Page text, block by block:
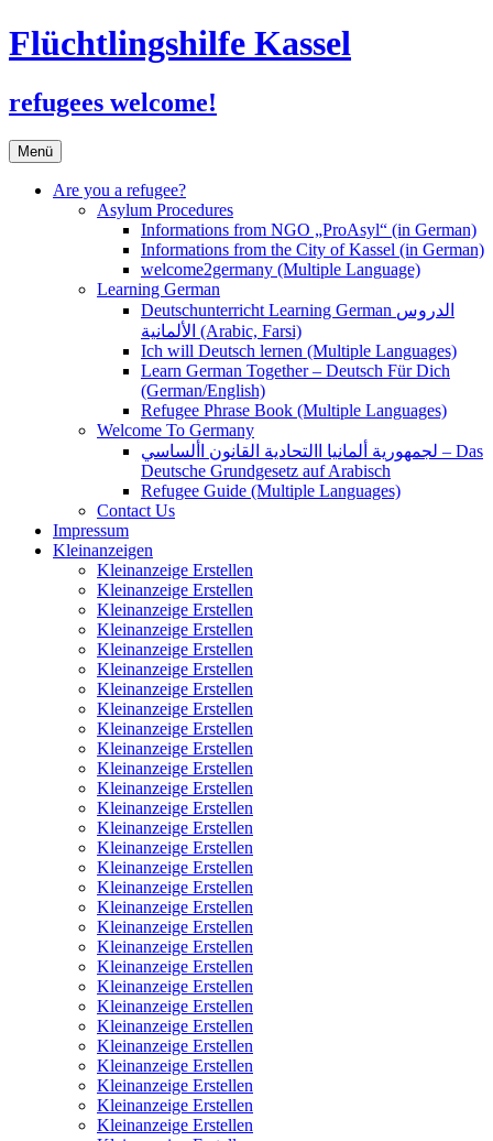
Flüchtlingshilfe Kassel
refugees welcome!
Menü Zum
Inhalt
springen
Are you a refugee?
Asylum Procedures
Informations from NGO „ProAsyl“ (in German)
Informations from the City of Kassel (in German)
welcome2germany (Multiple Language)
Learning German
Deutschunterricht Learning German الدروس
الألمانية (Arabic, Farsi)
Ich will Deutsch lernen (Multiple Languages)
Learn German Together – Deutsch Für Dich
(German/English)
Refugee Phrase Book (Multiple Languages)
Welcome To Germany
لجمهورية ألمانيا االتحادية القانون األساسي – Das
Deutsche Grundgesetz auf Arabisch
Refugee Guide (Multiple Languages)
Contact Us
Impressum
Kleinanzeigen
Kleinanzeige Erstellen
Kleinanzeige Erstellen
Kleinanzeige Erstellen
Kleinanzeige Erstellen
Kleinanzeige Erstellen
Kleinanzeige Erstellen
Kleinanzeige Erstellen
Kleinanzeige Erstellen
Kleinanzeige Erstellen
Kleinanzeige Erstellen
Kleinanzeige Erstellen
Kleinanzeige Erstellen
Kleinanzeige Erstellen
Kleinanzeige Erstellen
Kleinanzeige Erstellen
Kleinanzeige Erstellen
Kleinanzeige Erstellen
Kleinanzeige Erstellen
Kleinanzeige Erstellen
Kleinanzeige Erstellen
Kleinanzeige Erstellen
Kleinanzeige Erstellen
Kleinanzeige Erstellen
Kleinanzeige Erstellen
Kleinanzeige Erstellen
Kleinanzeige Erstellen
Kleinanzeige Erstellen
Kleinanzeige Erstellen
Kleinanzeige Erstellen